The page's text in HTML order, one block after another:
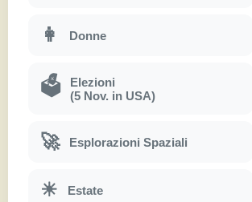
👩 Donne
🗳
Elezioni
(5 Nov. in USA)
🚀 Esplorazioni Spaziali
☀ Estate